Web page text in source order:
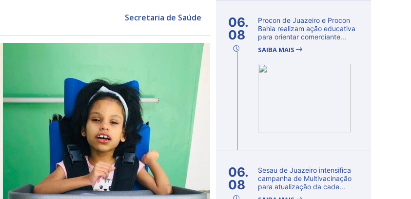
Secretaria de Saúde
06.
08
Procon de Juazeiro e Procon
Bahia realizam ação educativa
para orientar comerciante...
SAIBA MAIS
06.
08
Sesau de Juazeiro intensifica
campanha de Multivacinação
para atualização da cade...